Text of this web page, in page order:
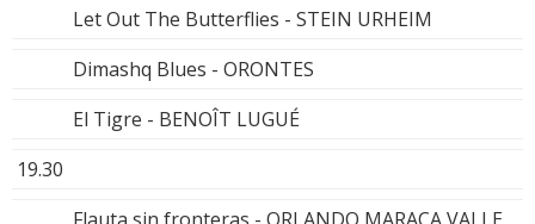
Let Out The Butterflies - STEIN URHEIM
Dimashq Blues - ORONTES
El Tigre - BENOÎT LUGUÉ
19.30